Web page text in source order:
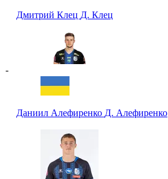
Дмитрий Клец Д. Клец
-
Даниил Алефиренко Д. Алефиренко